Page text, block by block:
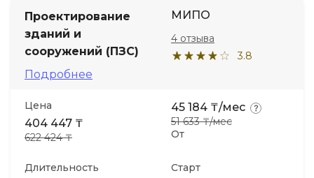
Проектирование
зданий и
сооружений (ПЗС)
Подробнее
МИПО
3.8
4 отзыва
Цена
404 447 ₸
622 424 ₸ От
45 184 ₸/мес
51 633 ₸/мес
Длительность Старт